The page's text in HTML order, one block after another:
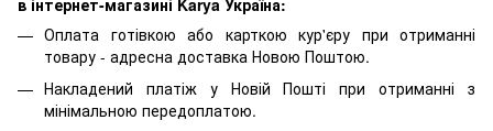
в інтернет-магазині Karya Україна:
Оплата готівкою або карткою кур'єру при отриманні
товару - адресна доставка Новою Поштою.
Накладений платіж у Новій Пошті при отриманні з
мінімальною передоплатою.